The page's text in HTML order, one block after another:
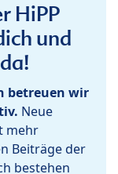
HiPP
und
betreuen wir
Neue
mehr
Beiträge der
bestehen